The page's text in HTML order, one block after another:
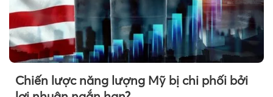
Chiến lược năng lượng Mỹ bị chi phối bởi